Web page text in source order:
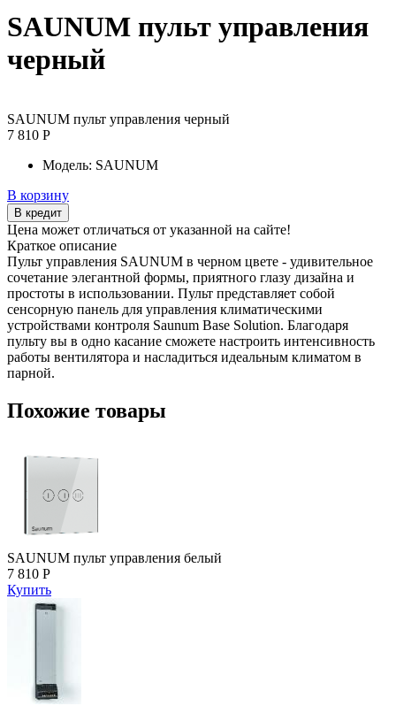
SAUNUM пульт управления
черный
SAUNUM пульт управления черный
7 810 Р
Модель: SAUNUM
В корзину
В кредит
Цена может отличаться от указанной на сайте!
Краткое описание
Пульт управления SAUNUM в черном цвете - удивительное
сочетание элегантной формы, приятного глазу дизайна и
простоты в использовании. Пульт представляет собой
сенсорную панель для управления климатическими
устройствами контроля Saunum Base Solution. Благодаря
пульту вы в одно касание сможете настроить интенсивность
работы вентилятора и насладиться идеальным климатом в
парной.
Похожие товары
SAUNUM пульт управления белый
7 810 Р
Купить